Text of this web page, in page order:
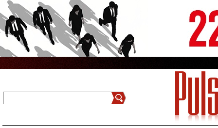
Jump to navigation